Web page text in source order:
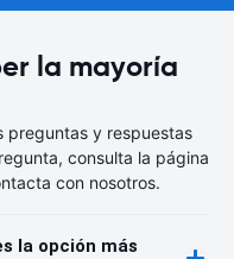
la mayoría
preguntas y respuestas
consulta la página
con nosotros.
la opción más